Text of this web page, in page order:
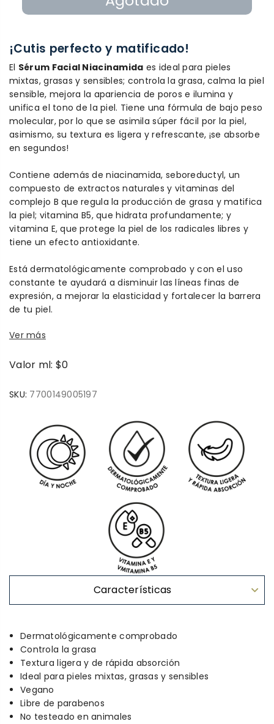
¡Cutis perfecto y matificado!
El Sérum Facial Niacinamida es ideal para pieles
mixtas, grasas y sensibles; controla la grasa, calma la piel
sensible, mejora la apariencia de poros e ilumina y
unifica el tono de la piel. Tiene una fórmula de bajo peso
molecular, por lo que se asimila súper fácil por la piel,
asimismo, su textura es ligera y refrescante, ¡se absorbe
en segundos!
Contiene además de niacinamida, seboreductyl, un
compuesto de extractos naturales y vitaminas del
complejo B que regula la producción de grasa y matifica
la piel; vitamina B5, que hidrata profundamente; y
vitamina E, que protege la piel de los radicales libres y
tiene un efecto antioxidante.
Está dermatológicamente comprobado y con el uso
constante te ayudará a disminuir las líneas finas de
expresión, a mejorar la elasticidad y fortalecer la barrera
de tu piel.
Ver más
Valor ml: $0
SKU: 7700149005197
Características
Dermatológicamente comprobado
Controla la grasa
Textura ligera y de rápida absorción
Ideal para pieles mixtas, grasas y sensibles
Vegano
Libre de parabenos
No testeado en animales